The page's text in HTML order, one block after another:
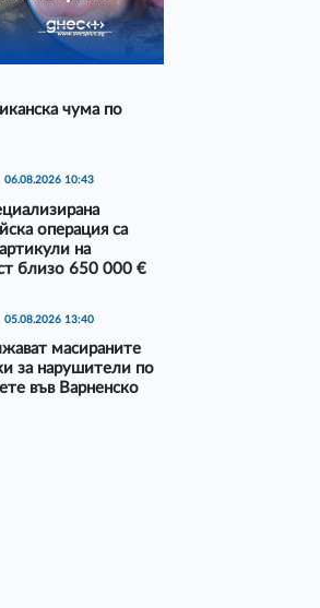
чума по
06.08.2026 10:43
операция са
на
близо 650 000 €
05.08.2026 13:40
масираните
за нарушители по
във Варненско